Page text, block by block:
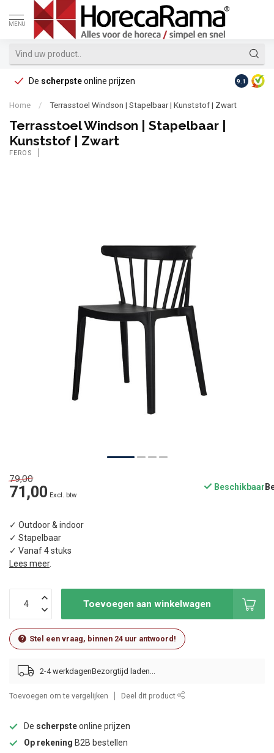
MENU
De scherpsteonline prijzen Op
9.1
Home / Terrasstoel Windson | Stapelbaar | Kunststof | Zwart
Terrasstoel Windson | Stapelbaar |
Kunststof | Zwart
FEROS
79,00
71,00 Excl. btw
Beschikbaar
✓ Outdoor & indoor
✓ Stapelbaar
✓ Vanaf 4 stuks
Lees meer.
Toevoegen aan winkelwagen
Stel een vraag, binnen 24 uur antwoord!
2-4 werkdagen
Toevoegen om te vergelijken Deel dit product
De scherpsteonline prijzen
Op rekening B2B bestellen